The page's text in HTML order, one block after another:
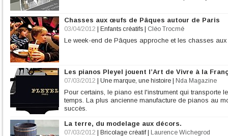
Chasses aux œufs de Pâques autour de Paris
03/04/2012 Enfants créatifs Cléo Trocmé
Le week-end de Pâques approche et les chasses
Les pianos Pleyel jouent l’Art de Vivre à la
07/03/2012 Une marque, une histoire Nda Magazine
Pour certains, le piano est l'instrument qui transporte
temps. La plus ancienne manufacture de pianos au
succès.
La terre, du modelage aux décors.
07/03/2012 Bricolage créatif| Laurence Wichegrod